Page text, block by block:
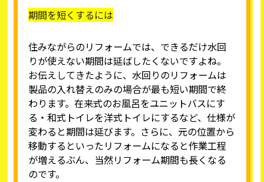
期間を短くするには
住みながらのリフォームでは、できるだけ水回
りが使えない期間は延ばしたくないですよね。
お伝えしてきたように、水回りのリフォームは
製品の入れ替えのみの場合が最も短い期間で終
わります。在来式のお風呂をユニットバスにす
る・和式トイレを洋式トイレにするなど、仕様が
変わると期間は延びます。さらに、元の位置から
移動するといったリフォームになると作業工程
が増えるぶん、当然リフォーム期間も長くなる
のです。